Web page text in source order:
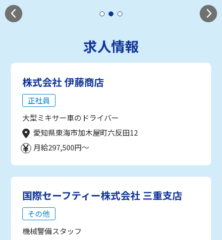
求人情報
株式会社 伊藤商店
正社員
大型ミキサー車のドライバー
愛知県東海市加木屋町六反田12
月給297,500円～
国際セーフティー株式会社 三重支店
その他
機械警備スタッフ